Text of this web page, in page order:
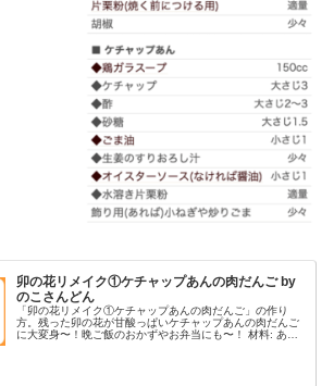
卯の花リメイク①ケチャップあんの肉だんご by
のこさんどん
「卯の花リメイク①ケチャップあんの肉だんご」の作り
方。残った卯の花が甘酸っぱいケチャップあんの肉だんご
に大変身〜！晩ご飯のおかずやお弁当にも〜！ 材料: あま